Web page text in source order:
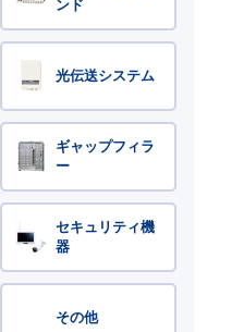
ンド
光伝送システム
ギャップフィラ
ー
セキュリティ機
器
その他